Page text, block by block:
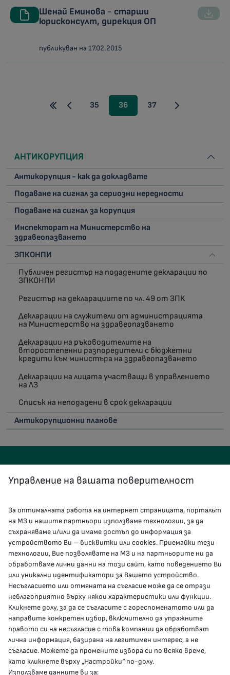
Шенай Еминова - старши
юрисконсулт, дирекция ОП
публикуван на 17.02.2015
35 36 37
АНТИКОРУПЦИЯ
Антикорупция - как да докладвате
Подаване на сигнал за сериозни нередности
Подаване на сигнал за корупция
Инспекторат на Министерство на
здравеопазването
ЗПКОНПИ
Публичен регистър на подадените декларации по
ЗПКОНПИ
Регистър на декларациите по чл. 49 от ЗПК
Декларации на служители от администрацията
на Министерство на здравеопазването
Декларации на ръководителите на
второстепенни разпоредители с бюджетни
кредити към министъра на здравеопазването
Декларации на лицата участващи в управлението
на ЛЗ
Списък на неподадени в срок декларации
Антикорупционни планове
КОНТАКТИ
гр.София, 1000, пл. „Света Неделя“ №5
delovodstvo@mh.government.bg
presscenter@mh.government.bg
МЗ В СОЦИАЛНИТЕ МРЕЖИ
Facebook страница
Instragram профил
Управление на вашата поверителност
За оптималната работа на интернет страницата, порталът
на МЗ и нашите партньори използваме технологии, за да
съхраняваме и/или да имаме достъп до информация за
устройството Ви – бисквитки или cookies. Приемайки тези
технологии, Вие позволявате на МЗ и на партньорите ни да
обработваме лични данни на този сайт, като поведението Ви
или уникални идентификатори за Вашето устройство.
Несъгласието или отмяната на съгласие може да се отрази
неблагоприятно върху някои характеристики или функции.
Кликнете долу, за да се съгласите с гореспоменатото или да
направите конкретен избор, включително да упражните
правото си на несъгласие с това компании да обработват
лична информация, базирана на легитимен интерес, а не
съгласие. Можете да промените избора си по всяко време,
като кликнете върху „Настройки“ по-долу.
Използваме данните ви за: